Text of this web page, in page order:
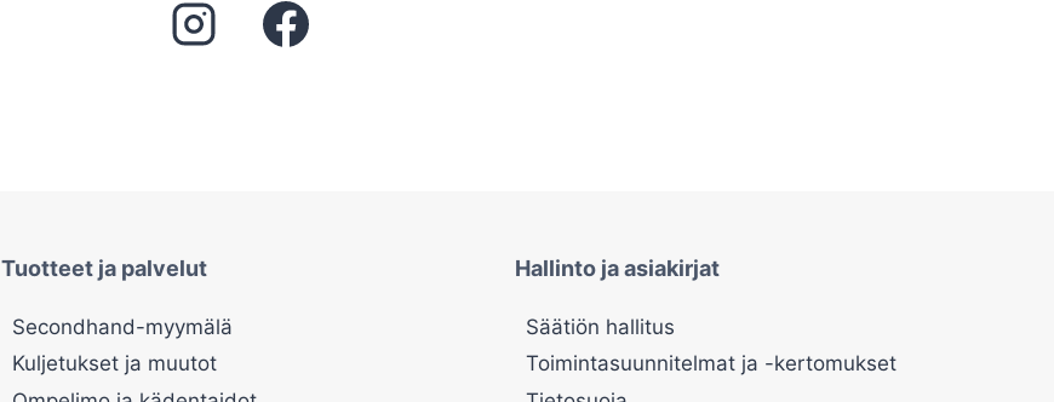
Tuotteet ja palvelut
Secondhand-myymälä
Kuljetukset ja muutot
Hallinto ja asiakirjat
Säätiön hallitus
Toimintasuunnitelmat ja -kertomukset